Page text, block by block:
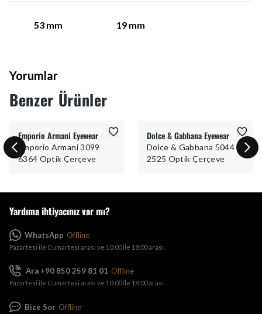
53 mm 19 mm
Yorumlar
Benzer Ürünler
Emporio Armani Eyewear
Emporio Armani 3099
6364 Optik Çerçeve
Dolce & Gabbana Eyewear
Dolce & Gabbana 5044
2525 Optik Çerçeve
Yardıma ihtiyacınız var mı?
WhatsApp Offline
Pazartesi ile Cumartesi arası ve 10:00 ile 18:00 arası.
Ara +90 850 259 81 01 Offline
Pazartesi ile Cumartesi arası ve 10:00 ile 18:00 arası.
Bize Sor Offline